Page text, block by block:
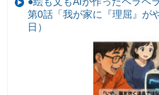
第0話「我が家に『理屈』が
日）